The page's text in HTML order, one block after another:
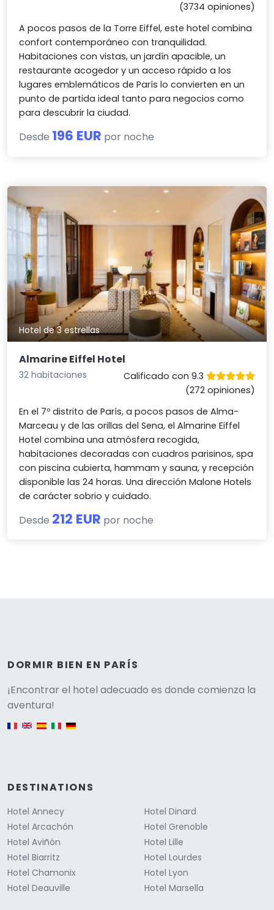
(3734 opiniones)
A pocos pasos de la Torre Eiffel, este hotel combina
confort contemporáneo con tranquilidad.
Habitaciones con vistas, un jardín apacible, un
restaurante acogedor y un acceso rápido a los
lugares emblemáticos de París lo convierten en un
punto de partida ideal tanto para negocios como
para descubrir la ciudad.
Desde 196 EUR por noche
Hotel de 3 estrellas
Almarine Eiffel Hotel
32 habitaciones
Calificado con 9.3
(272 opiniones)
En el 7º distrito de París, a pocos pasos de Alma-
Marceau y de las orillas del Sena, el Almarine Eiffel
Hotel combina una atmósfera recogida,
habitaciones decoradas con cuadros parisinos, spa
con piscina cubierta, hammam y sauna, y recepción
disponible las 24 horas. Una dirección Malone Hotels
de carácter sobrio y cuidado.
Desde 212 EUR por noche
DORMIR BIEN EN PARÍS
¡Encontrar el hotel adecuado es donde comienza la
aventura!
DESTINATIONS
Hotel Annecy
Hotel Arcachón
Hotel Aviñón
Hotel Biarritz
Hotel Chamonix
Hotel Deauville
Hotel Dinard
Hotel Grenoble
Hotel Lille
Hotel Lourdes
Hotel Lyon
Hotel Marsella